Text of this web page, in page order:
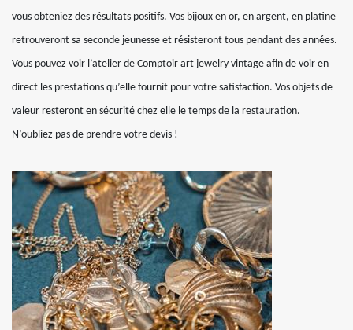
vous obteniez des résultats positifs. Vos bijoux en or, en argent, en platine
retrouveront sa seconde jeunesse et résisteront tous pendant des années.
Vous pouvez voir l’atelier de Comptoir art jewelry vintage afin de voir en
direct les prestations qu’elle fournit pour votre satisfaction. Vos objets de
valeur resteront en sécurité chez elle le temps de la restauration.
N’oubliez pas de prendre votre devis !